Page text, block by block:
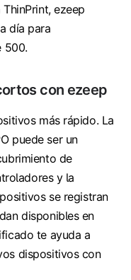
ezeep
día para
500.
con ezeep
más rápido. La
puede ser un
de
y la
se registran
disponibles en
te ayuda a
dispositivos con